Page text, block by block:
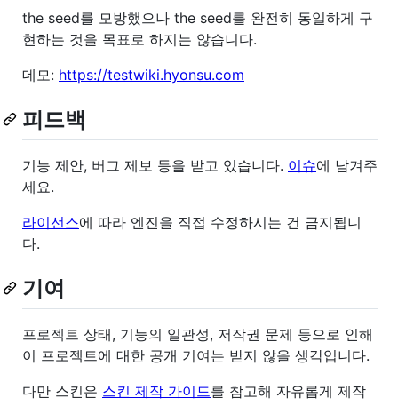
the seed를 모방했으나 the seed를 완전히 동일하게 구
현하는 것을 목표로 하지는 않습니다.
데모: https://testwiki.hyonsu.com
피드백
기능 제안, 버그 제보 등을 받고 있습니다. 이슈에 남겨주
세요.
라이선스에 따라 엔진을 직접 수정하시는 건 금지됩니
다.
기여
프로젝트 상태, 기능의 일관성, 저작권 문제 등으로 인해
이 프로젝트에 대한 공개 기여는 받지 않을 생각입니다.
다만 스킨은 스킨 제작 가이드를 참고해 자유롭게 제작